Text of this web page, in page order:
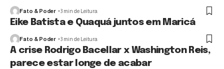
Fato & Poder 3 min de Leitura
Eike Batista e Quaquá juntos em Maricá
Fato & Poder 3 min de Leitura
A crise Rodrigo Bacellar x Washington Reis,
parece estar longe de acabar